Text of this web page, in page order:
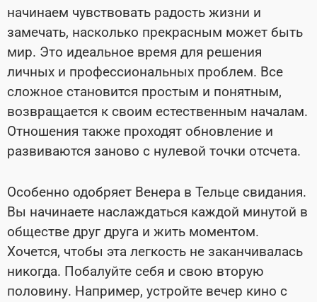
начинаем чувствовать радость жизни и
замечать, насколько прекрасным может быть
мир. Это идеальное время для решения
личных и профессиональных проблем. Все
сложное становится простым и понятным,
возвращается к своим естественным началам.
Отношения также проходят обновление и
развиваются заново с нулевой точки отсчета.
Особенно одобряет Венера в Тельце свидания.
Вы начинаете наслаждаться каждой минутой в
обществе друг друга и жить моментом.
Хочется, чтобы эта легкость не заканчивалась
никогда. Побалуйте себя и свою вторую
половину. Например, устройте вечер кино с